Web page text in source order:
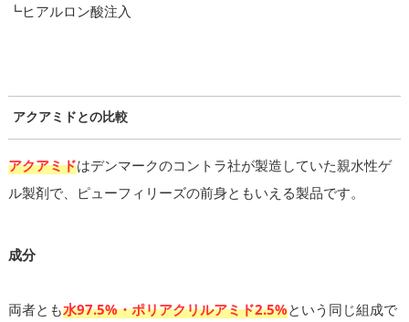
┗ヒアルロン酸注入
アクアミドとの比較
アクアミドはデンマークのコントラ社が製造していた親水性ゲ
ル製剤で、ピューフィリーズの前身ともいえる製品です。
成分
両者とも水97.5%・ポリアクリルアミド2.5%という同じ組成で